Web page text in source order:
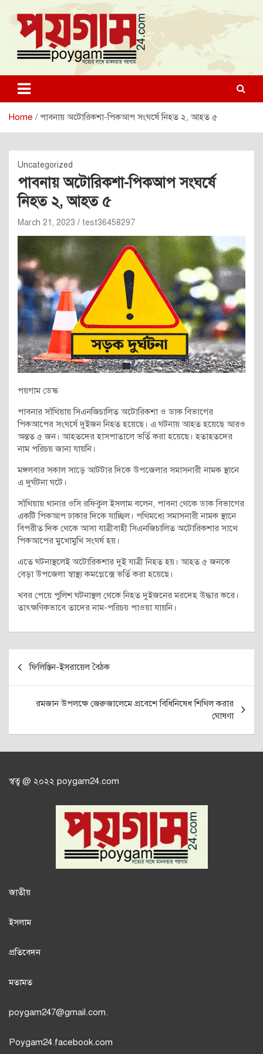
content
poygam24.com
poygam24.com
Home পাবনায় অটোরিকশা-পিকআপ সংঘর্ষে নিহত ২, আহত ৫
Uncategorized
পাবনায় অটোরিকশা-পিকআপ সংঘর্ষে
নিহত ২, আহত ৫
March 21, 2023 test36458297
পয়গাম ডেস্ক
পাবনার সাঁথিয়ায় সিএনজিচালিত অটোরিকশা ও ডাক বিভাগের
পিকআপের সংঘর্ষে দুইজন নিহত হয়েছে। এ ঘটনায় আহত হয়েছে আরও
অন্তত ৫ জন। আহতদের হাসপাতালে ভর্তি করা হয়েছে। হতাহতদের
নাম পরিচয় জানা যায়নি।
মঙ্গলবার সকাল সাড়ে আটটার দিকে উপজেলার সমাসনারী নামক স্থানে
এ দুর্ঘটনা ঘটে।
সাঁথিয়ায় থানার ওসি রফিকুল ইসলাম বলেন, পাবনা থেকে ডাক বিভাগের
একটি পিকআপ ঢাকার দিকে যাচ্ছিল। পথিমধ্যে সমাসনারী নামক স্থানে
বিপরীত দিক থেকে আসা যাত্রীবাহী সিএনজিচালিত অটোরিকশার সাথে
পিকআপের মুখোমুখি সংঘর্ষ হয়।
এতে ঘটনাস্থলেই অটোরিকশার দুই যাত্রী নিহত হয়। আহত ৫ জনকে
বেড়া উপজেলা স্বাস্থ্য কমপ্লেক্সে ভর্তি করা হয়েছে।
খবর পেয়ে পুলিশ ঘটনাস্থল থেকে নিহত দুইজনের মরদেহ উদ্ধার করে।
তাৎক্ষণিকভাবে তাদের নাম-পরিচয় পাওয়া যায়নি।
Post
navigation
ফিলিস্তিন-ইসরায়েল বৈঠক
রমজান উপলক্ষে জেরুজালেমে প্রবেশে বিধিনিষেধ শিথিল করার
ঘোষণা
স্বত্ব @ ২০২২ poygam24.com
জাতীয়
ইসলাম
প্রতিবেদন
মতামত
poygam247@gmail.com.
Poygam24.facebook.com